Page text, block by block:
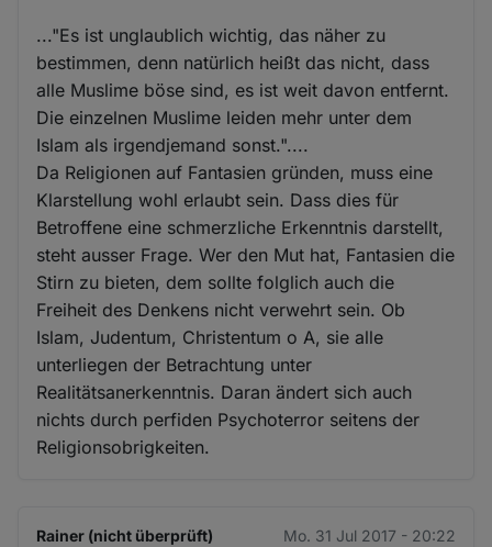
..."Es ist unglaublich wichtig, das näher zu
bestimmen, denn natürlich heißt das nicht, dass
alle Muslime böse sind, es ist weit davon entfernt.
Die einzelnen Muslime leiden mehr unter dem
Islam als irgendjemand sonst."....
Da Religionen auf Fantasien gründen, muss eine
Klarstellung wohl erlaubt sein. Dass dies für
Betroffene eine schmerzliche Erkenntnis darstellt,
steht ausser Frage. Wer den Mut hat, Fantasien die
Stirn zu bieten, dem sollte folglich auch die
Freiheit des Denkens nicht verwehrt sein. Ob
Islam, Judentum, Christentum o A, sie alle
unterliegen der Betrachtung unter
Realitätsanerkenntnis. Daran ändert sich auch
nichts durch perfiden Psychoterror seitens der
Religionsobrigkeiten.
Rainer (nicht überprüft) Mo. 31 Jul 2017 - 20:22